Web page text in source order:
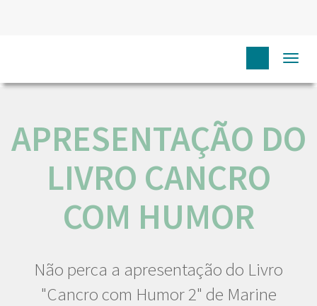
APRESENTAÇÃO DO
LIVRO CANCRO
COM HUMOR
Não perca a apresentação do Livro
"Cancro com Humor 2" de Marine